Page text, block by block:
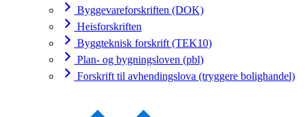
Byggevareforskriften (DOK)
Heisforskriften
Byggteknisk forskrift (TEK10)
Plan- og bygningsloven (pbl)
Forskrift til avhendingslova (tryggere bolighandel)